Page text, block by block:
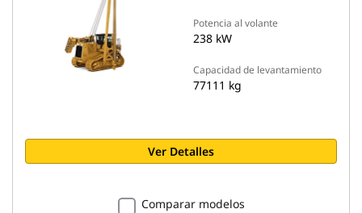
Potencia al volante
238 kW
Capacidad de levantamiento
77111 kg
Ver Detalles
Comparar modelos